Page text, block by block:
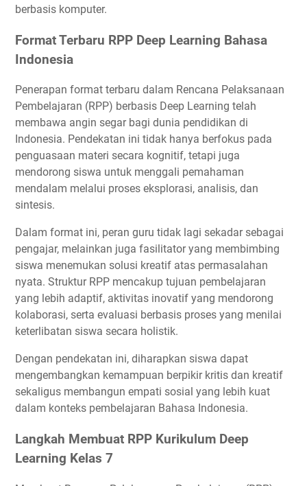
berbasis komputer.
Format Terbaru RPP Deep Learning Bahasa
Indonesia
Penerapan format terbaru dalam Rencana Pelaksanaan
Pembelajaran (RPP) berbasis Deep Learning telah
membawa angin segar bagi dunia pendidikan di
Indonesia. Pendekatan ini tidak hanya berfokus pada
penguasaan materi secara kognitif, tetapi juga
mendorong siswa untuk menggali pemahaman
mendalam melalui proses eksplorasi, analisis, dan
sintesis.
Dalam format ini, peran guru tidak lagi sekadar sebagai
pengajar, melainkan juga fasilitator yang membimbing
siswa menemukan solusi kreatif atas permasalahan
nyata. Struktur RPP mencakup tujuan pembelajaran
yang lebih adaptif, aktivitas inovatif yang mendorong
kolaborasi, serta evaluasi berbasis proses yang menilai
keterlibatan siswa secara holistik.
Dengan pendekatan ini, diharapkan siswa dapat
mengembangkan kemampuan berpikir kritis dan kreatif
sekaligus membangun empati sosial yang lebih kuat
dalam konteks pembelajaran Bahasa Indonesia.
Langkah Membuat RPP Kurikulum Deep
Learning Kelas 7